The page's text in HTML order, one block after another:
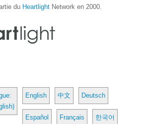
du Heartlight Network en 2000.
English 中文 Deutsch
Español Français 한국어